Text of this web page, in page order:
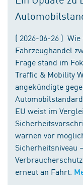
( 2026-06-26 )
Fahrzeughandel
Frage stand im
Traffic & Mobility
angekündigte
EU weist im
warnen vor
Sicherheitsniveau
erneut an Fahrt.